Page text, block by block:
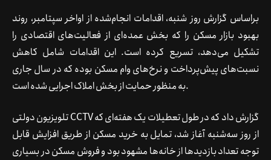
براساس گزارش روز شنبه، اقدامات انجام‌شده از اواخر سپتامبر، روند
بهبود بازار مسکن را که بخش عمده‌ای از فعالیت‌های اقتصادی را
تشکیل می‌دهد، تسریع کرده است. این اقدامات شامل کاهش
نسبت‌های پیش‌پرداخت و نرخ‌های وام مسکن بوده که در سال جاری
به منظور حمایت از بخش املاک اجرایی شده است.
تلویزیون دولتی CCTV گزارش داد که در طول تعطیلات یک هفته‌ای که
از روز سه‌شنبه آغاز شد، تمایل به خرید مسکن از طریق افزایش قابل
توجه تعداد بازدیدها از خانه‌ها مشهود بود و فروش مسکن در بسیاری